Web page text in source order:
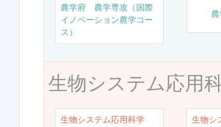
農学府 農学専攻（国際
イノベーション農学コー
ス）
生物システム応用
生物システム応用科学
生物シ